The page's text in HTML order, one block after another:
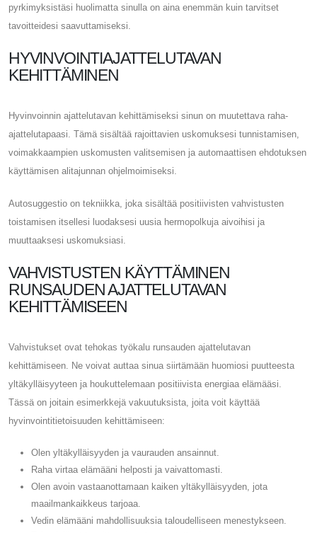
pyrkimyksistäsi huolimatta sinulla on aina enemmän kuin tarvitset
tavoitteidesi saavuttamiseksi.
HYVINVOINTIAJATTELUTAVAN
KEHITTÄMINEN
Hyvinvoinnin ajattelutavan kehittämiseksi sinun on muutettava raha-
ajattelutapaasi. Tämä sisältää rajoittavien uskomuksesi tunnistamisen,
voimakkaampien uskomusten valitsemisen ja automaattisen ehdotuksen
käyttämisen alitajunnan ohjelmoimiseksi.
Autosuggestio on tekniikka, joka sisältää positiivisten vahvistusten
toistamisen itsellesi luodaksesi uusia hermopolkuja aivoihisi ja
muuttaaksesi uskomuksiasi.
VAHVISTUSTEN KÄYTTÄMINEN
RUNSAUDEN AJATTELUTAVAN
KEHITTÄMISEEN
Vahvistukset ovat tehokas työkalu runsauden ajattelutavan
kehittämiseen. Ne voivat auttaa sinua siirtämään huomiosi puutteesta
yltäkylläisyyteen ja houkuttelemaan positiivista energiaa elämääsi.
Tässä on joitain esimerkkejä vakuutuksista, joita voit käyttää
hyvinvointitietoisuuden kehittämiseen:
Olen yltäkylläisyyden ja vaurauden ansainnut.
Raha virtaa elämääni helposti ja vaivattomasti.
Olen avoin vastaanottamaan kaiken yltäkylläisyyden, jota
maailmankaikkeus tarjoaa.
Vedin elämääni mahdollisuuksia taloudelliseen menestykseen.